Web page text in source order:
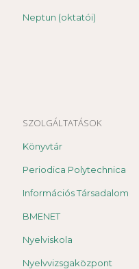
Neptun (oktatói)
SZOLGÁLTATÁSOK
Könyvtár
Periodica Polytechnica
Információs Társadalom
BMENET
Nyelviskola
Nyelvvizsgaközpont